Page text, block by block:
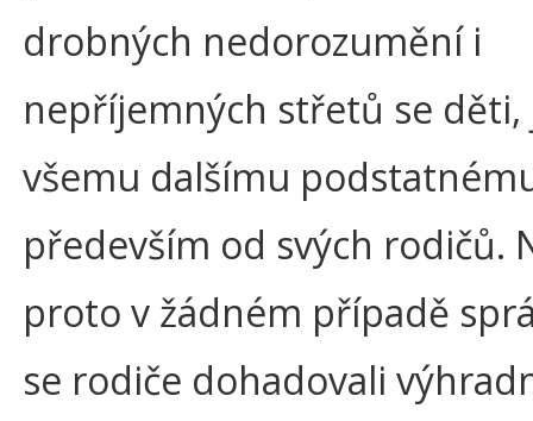
drobných nedorozumění i
nepříjemných střetů se děti,
všemu dalšímu
především od svých rodičů.
proto v žádném případě
se rodiče dohadovali